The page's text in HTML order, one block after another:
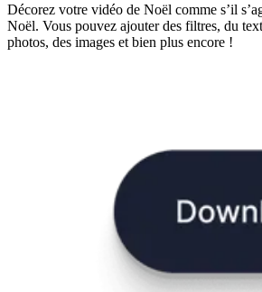
Décorez votre vidéo de Noël comme s’il
Noël. Vous pouvez ajouter des filtres, du
photos, des images et bien plus encore !